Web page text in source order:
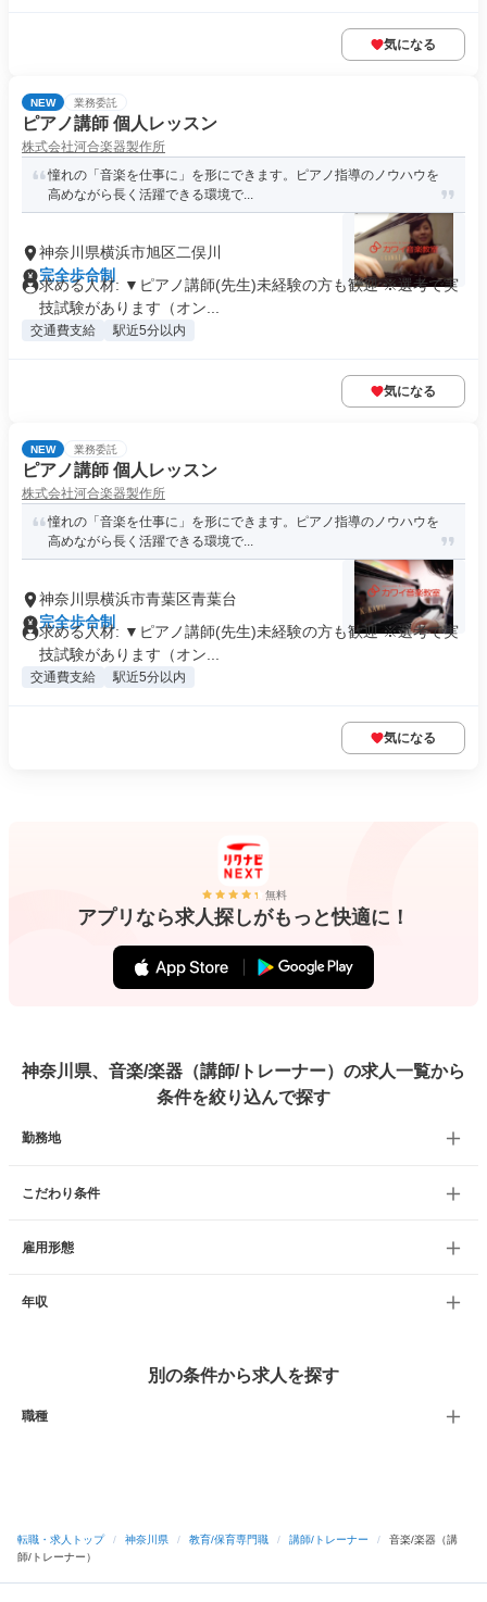
気になる
NEW 業務委託
ピアノ講師 個人レッスン
株式会社河合楽器製作所
憧れの「音楽を仕事に」を形にできます。ピアノ指導のノウハウを
高めながら長く活躍できる環境で...
神奈川県横浜市旭区二俣川
完全歩合制
求める人材: ▼ピアノ講師(先生)未経験の方も歓迎 ※選考で実
技試験があります（オン...
交通費支給 駅近5分以内
気になる
NEW 業務委託
ピアノ講師 個人レッスン
株式会社河合楽器製作所
憧れの「音楽を仕事に」を形にできます。ピアノ指導のノウハウを
高めながら長く活躍できる環境で...
神奈川県横浜市青葉区青葉台
完全歩合制
求める人材: ▼ピアノ講師(先生)未経験の方も歓迎 ※選考で実
技試験があります（オン...
交通費支給 駅近5分以内
気になる
無料
アプリなら求人探しがもっと快適に！
神奈川県、音楽/楽器（講師/トレーナー）の求人一覧から
条件を絞り込んで探す
勤務地
こだわり条件
雇用形態
年収
別の条件から求人を探す
職種
転職・求人トップ / 神奈川県 / 教育/保育専門職 / 講師/トレーナー /
音楽/楽器（講
師/トレーナー）